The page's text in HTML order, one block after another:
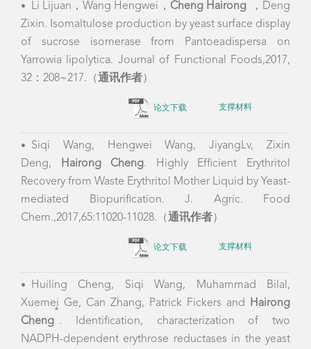
• Li Lijuan，Wang Hengwei， Cheng Hairong
，Deng
Zixin. Isomaltulose production by yeast surface display
of sucrose isomerase from Pantoeadispersa on
Yarrowia
lipolytica. Journal of Functional Foods,2017,
32：208~217.（通讯作者）
论文下载 支撑材料
• Siqi Wang, Hengwei Wang, JiyangLv, Zixin
Deng,
Hairong Cheng. Highly Efficient Erythritol
Recovery from Waste Erythritol Mother Liquid by Yeast-
mediated Biopurification.
J. Agric. Food
Chem.,2017,65:11020-11028.（通讯作者）
论文下载 支撑材料
•
Huiling Cheng, Siqi Wang, Muhammad Bilal,
Xuemei Ge, Can Zhang, Patrick Fickers and
Hairong
Cheng
*
. Identification, characterization of two
NADPH-dependent erythrose reductases in the yeast